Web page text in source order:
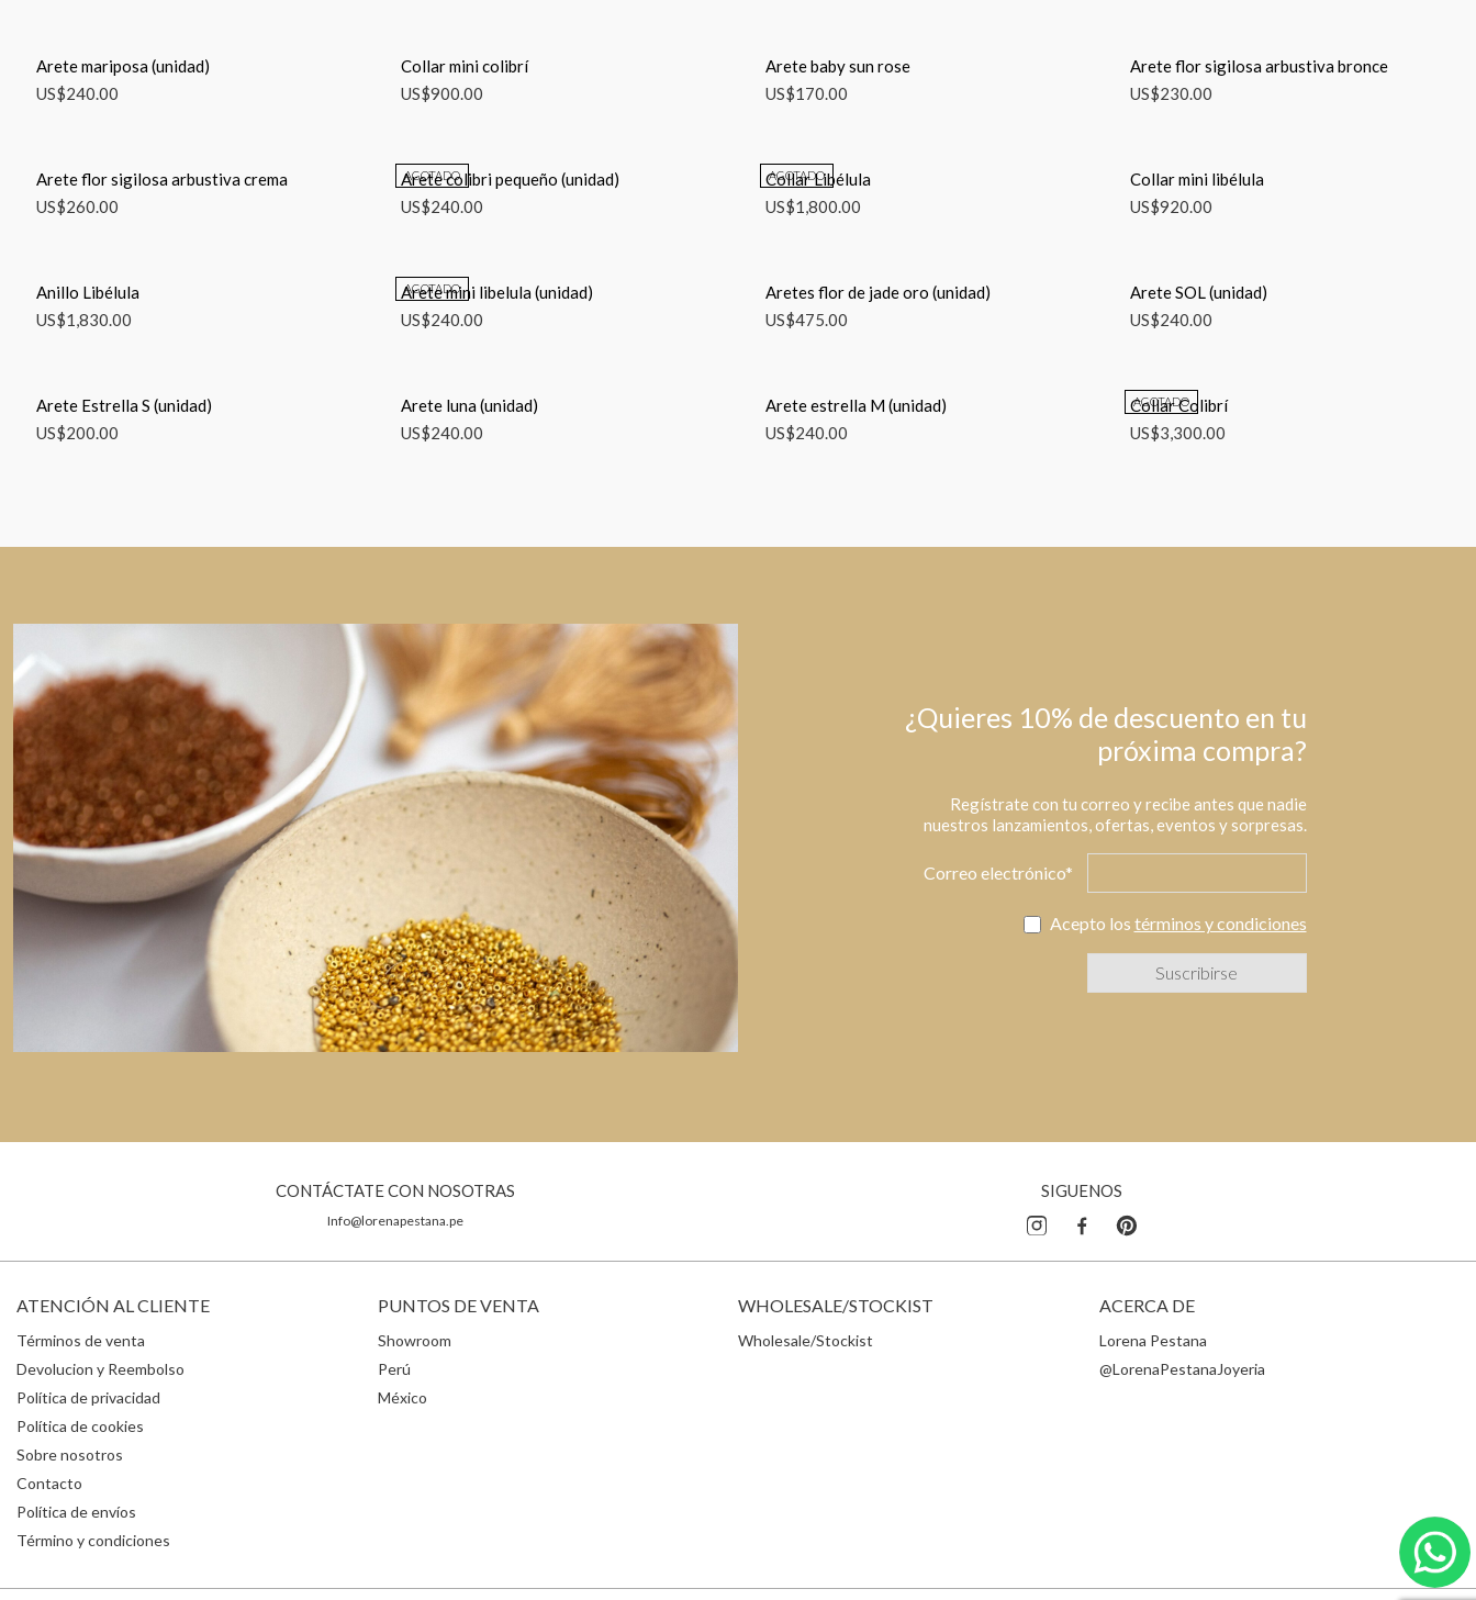
Arete mariposa (unidad)
US$240.00
Collar mini colibrí
US$900.00
Arete baby sun rose
US$170.00
Arete flor sigilosa arbustiva bronce
US$230.00
Arete flor sigilosa arbustiva crema
US$260.00
AGOTADO
Arete colibri pequeño (unidad)
US$240.00
AGOTADO
Collar Libélula
US$1,800.00
Collar mini libélula
US$920.00
Anillo Libélula
US$1,830.00
AGOTADO
Arete mini libelula (unidad)
US$240.00
Aretes flor de jade oro (unidad)
US$475.00
Arete SOL (unidad)
US$240.00
Arete Estrella S (unidad)
US$200.00
Arete luna (unidad)
US$240.00
Arete estrella M (unidad)
US$240.00
AGOTADO
Collar Colibrí
US$3,300.00
¿Quieres 10% de descuento en tu
próxima compra?
Regístrate con tu correo y recibe antes que nadie
nuestros lanzamientos, ofertas, eventos y sorpresas.
Correo electrónico*
Acepto los términos y condiciones
CONTÁCTATE CON NOSOTRAS
Info@lorenapestana.pe
SIGUENOS
ATENCIÓN AL CLIENTE
Términos de venta
Devolucion y Reembolso
Política de privacidad
Política de cookies
Sobre nosotros
Contacto
Política de envíos
Término y condiciones
PUNTOS DE VENTA
Showroom
Perú
México
WHOLESALE/STOCKIST
Wholesale/Stockist
ACERCA DE
Lorena Pestana
@LorenaPestanaJoyeria